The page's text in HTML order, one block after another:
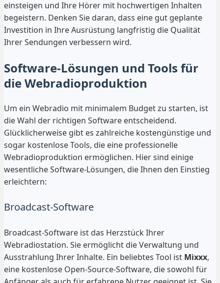
einsteigen und Ihre Hörer mit hochwertigen Inhalten
begeistern. Denken Sie daran, dass eine gut geplante
Investition in Ihre Ausrüstung langfristig die Qualität
Ihrer Sendungen verbessern wird.
Software-Lösungen und Tools für
die Webradioproduktion
Um ein Webradio mit minimalem Budget zu starten, ist
die Wahl der richtigen Software entscheidend.
Glücklicherweise gibt es zahlreiche kostengünstige und
sogar kostenlose Tools, die eine professionelle
Webradioproduktion ermöglichen. Hier sind einige
wesentliche Software-Lösungen, die Ihnen den Einstieg
erleichtern:
Broadcast-Software
Broadcast-Software ist das Herzstück Ihrer
Webradiostation. Sie ermöglicht die Verwaltung und
Ausstrahlung Ihrer Inhalte. Ein beliebtes Tool ist Mixxx,
eine kostenlose Open-Source-Software, die sowohl für